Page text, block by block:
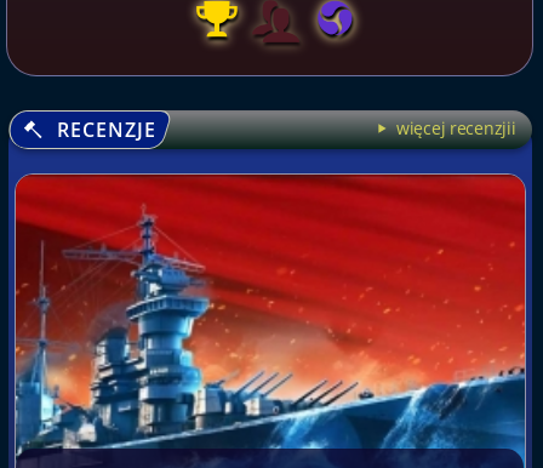
RECENZJE więcej recenzjii